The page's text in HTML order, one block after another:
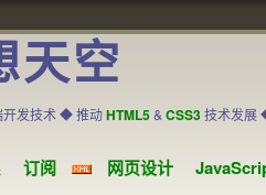
天空
开发技术 ◆ 推动HTML5& CSS3技术发展
订阅 网页设计